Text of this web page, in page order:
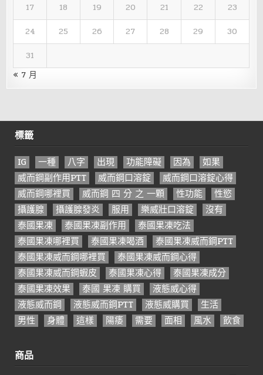
17
18 19 20 21 22
23
24
25 26 27 28 29
30
31
« 7 月
標籤
IG 一種 八字 出現 功能障礙 因為
如果
威而鋼副作用PTT
威而鋼口溶錠
威而鋼口溶錠心得
威而鋼哪裡買
威而鋼 四 分 之 一顆 性功能
性慾
攝護腺
攝護腺發炎 服用 樂威壯口溶錠
沒有
泰國果凍
泰國果凍副作用
泰國果凍吃法
泰國果凍哪裡買
泰國果凍喝酒
泰國果凍威而鋼PTT
泰國果凍威而鋼哪裡買
泰國果凍威而鋼心得
泰國果凍威而鋼蝦皮
泰國果凍心得
泰國果凍成分
泰國果凍效果
泰國 果凍 購買
液態威心得
液態威而鋼
液態威而鋼PTT 液態威購買
生活
男性
身體 這樣 陽痿 需要 面相 風水 飲食
商品